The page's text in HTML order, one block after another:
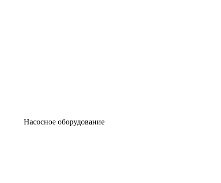
Насосное оборудование